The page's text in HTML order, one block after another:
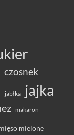
czosnek
jabłka jajka
makaron
mielone